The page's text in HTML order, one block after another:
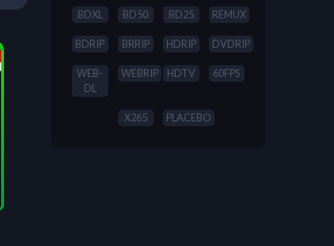
BDXL BD50 BD25 REMUX
BDRIP BRRIP HDRIP DVDRIP
WEB-
DL
WEBRIP HDTV 60FPS
X265 PLACEBO